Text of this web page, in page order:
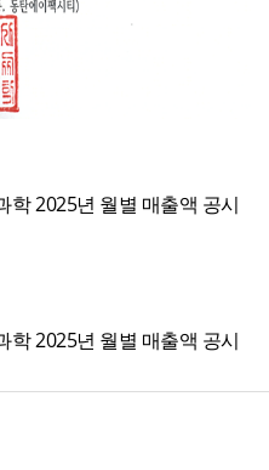
학 2025년 월별 매출액 공시
학 2025년 월별 매출액 공시